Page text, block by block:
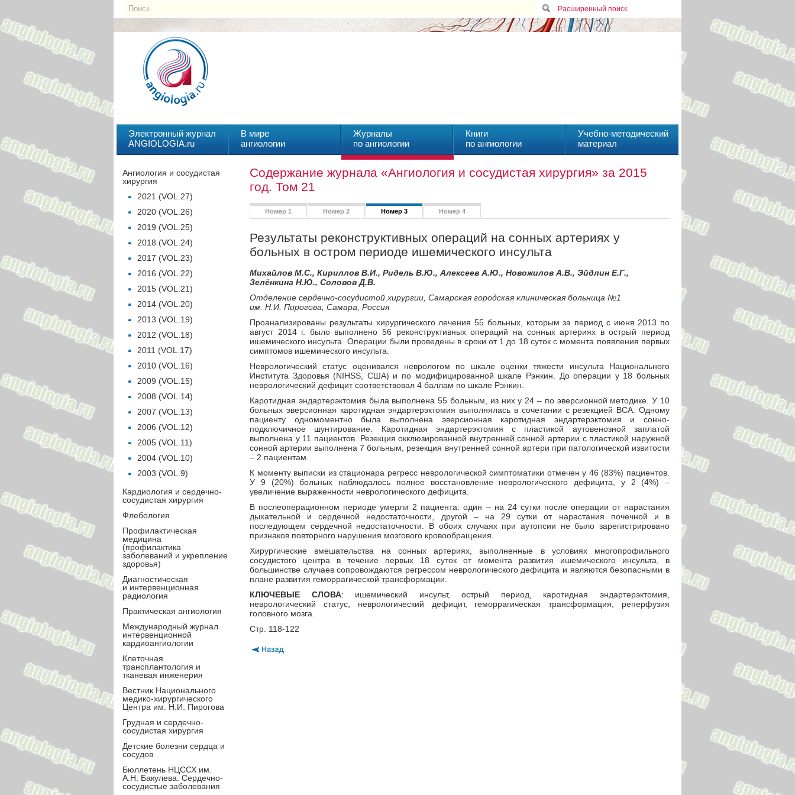
Расширенный поиск
Электронный журнал
ANGIOLOGIA.ru
В мире
ангиологии
Журналы
по ангиологии
Книги
по ангиологии
Учебно-методический
материал
Содержание журнала «Ангиология и сосудистая хирургия» за 2015
год. Том 21
Номер 1 Номер 2 Номер 3 Номер 4
Результаты реконструктивных операций на сонных артериях у
больных в остром периоде ишемического инсульта
Михайлов М.С., Кириллов В.И., Ридель В.Ю., Алексеев А.Ю., Новожилов А.В., Эйдлин Е.Г.,
Зелёнкина Н.Ю., Соловов Д.В.
Отделение сердечно-сосудистой хирургии, Самарская городская клиническая больница №1
им. Н.И. Пирогова, Самара, Россия
Проанализированы результаты хирургического лечения 55 больных, которым за период с июня 2013 по
август 2014 г. было выполнено 56 реконструктивных операций на сонных артериях в острый период
ишемического инсульта. Операции были проведены в сроки от 1 до 18 суток с момента появления первых
симптомов ишемического инсульта.
Неврологический статус оценивался неврологом по шкале оценки тяжести инсульта Национального
Института Здоровья (NIHSS, США) и по модифицированной шкале Рэнкин. До операции у 18 больных
неврологический дефицит соответствовал 4 баллам по шкале Рэнкин.
Каротидная эндартерэктомия была выполнена 55 больным, из них у 24 – по эверсионной методике. У 10
больных эверсионная каротидная эндартерэктомия выполнялась в сочетании с резекцией ВСА. Одному
пациенту одномоментно была выполнена эверсионная каротидная эндартерэктомия и сонно-
подключичное шунтирование. Каротидная эндартерэктомия с пластикой аутовенозной заплатой
выполнена у 11 пациентов. Резекция окклюзированной внутренней сонной артерии с пластикой наружной
сонной артерии выполнена 7 больным, резекция внутренней сонной артери при патологической извитости
– 2 пациентам.
К моменту выписки из стационара регресс неврологической симптоматики отмечен у 46 (83%) пациентов.
У 9 (20%) больных наблюдалось полное восстановление неврологического дефицита, у 2 (4%) –
увеличение выраженности неврологического дефицита.
В послеоперационном периоде умерли 2 пациента: один – на 24 сутки после операции от нарастания
дыхательной и сердечной недостаточности, другой – на 29 сутки от нарастания почечной и в
последующем сердечной недостаточности. В обоих случаях при аутопсии не было зарегистрировано
признаков повторного нарушения мозгового кровообращения.
Хирургические вмешательства на сонных артериях, выполненные в условиях многопрофильного
сосудистого центра в течение первых 18 суток от момента развития ишемического инсульта, в
большинстве случаев сопровождаются регрессом неврологического дефицита и являются безопасными в
плане развития геморрагической трансформации.
КЛЮЧЕВЫЕ СЛОВА: ишемический инсульт, острый период, каротидная эндартерэктомия,
неврологический статус, неврологический дефицит, геморрагическая трансформация, реперфузия
головного мозга.
Стр. 118-122
Ангиология и сосудистая
хирургия
2021 (VOL.27)
2020 (VOL.26)
2019 (VOL.25)
2018 (VOL.24)
2017 (VOL.23)
2016 (VOL.22)
2015 (VOL.21)
2014 (VOL.20)
2013 (VOL.19)
2012 (VOL.18)
2011 (VOL.17)
2010 (VOL.16)
2009 (VOL.15)
2008 (VOL.14)
2007 (VOL.13)
2006 (VOL.12)
2005 (VOL.11)
2004 (VOL.10)
2003 (VOL.9)
Кардиология и сердечно-
сосудистая хирургия
Флебология
Профилактическая
медицина
(профилактика
заболеваний и укрепление
здоровья)
Диагностическая
и интервенционная
радиология
Практическая ангиология
Международный журнал
интервенционной
кардиоангиологии
Клеточная
трансплантология и
тканевая инженерия
Вестник Национального
медико-хирургического
Центра им. Н.И. Пирогова
Грудная и сердечно-
сосудистая хирургия
Детские болезни сердца и
сосудов
Бюллетень НЦССХ им.
А.Н. Бакулева. Сердечно-
сосудистые заболевания